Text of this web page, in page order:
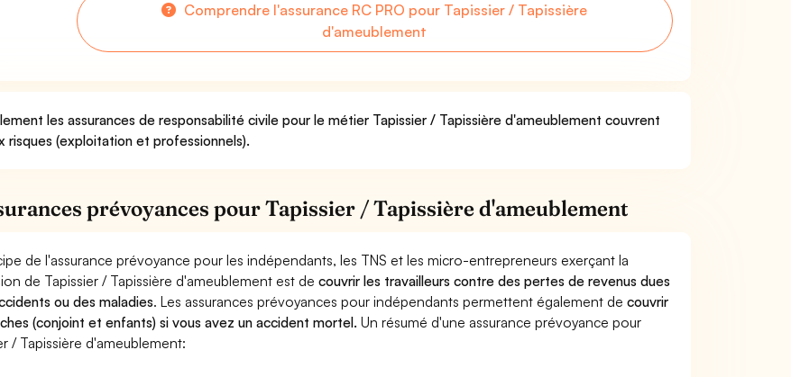
Comprendre l'assurance RC PRO pour Tapissier / Tapissière
d'ameublement
les assurances de responsabilité civile pour le métier Tapissier / Tapissière d'ameublement couvrent
risques (exploitation et professionnels).
prévoyances pour Tapissier / Tapissière d'ameublement
de l'assurance prévoyance pour les indépendants, les TNS et les micro-entrepreneurs exerçant la
de Tapissier / Tapissière d'ameublement est decouvrir les travailleurs contre des pertes de revenus dues
ou des maladies. Les assurances prévoyances pour indépendants permettent également decouvrir
(conjoint et enfants) si vous avez un accident mortel. Un résumé d'une assurance prévoyance pour
/ Tapissière d'ameublement: